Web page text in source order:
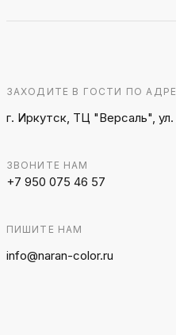
ЗАХОДИТЕ В ГОСТИ ПО
г. Иркутск, ТЦ "Версаль",
ЗВОНИТЕ НАМ
+7 950 075 46 57
ПИШИТЕ НАМ
info@naran-color.ru